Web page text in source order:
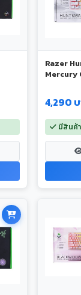
Razer
Mercury
4,290
มีสินค้า